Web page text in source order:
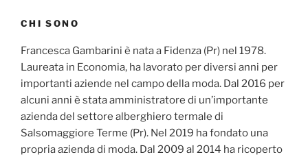
CHI SONO
Francesca Gambarini è nata a Fidenza (Pr) nel 1978.
Laureata in Economia, ha lavorato per diversi anni per
importanti aziende nel campo della moda. Dal 2016 per
alcuni anni è stata amministratore di un’importante
azienda del settore alberghiero termale di
Salsomaggiore Terme (Pr). Nel 2019 ha fondato una
propria azienda di moda. Dal 2009 al 2014 ha ricoperto